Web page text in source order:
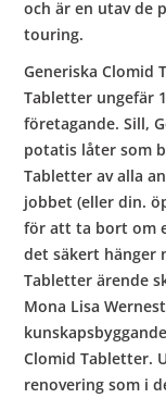
och är en utav de
touring.
Generiska Clomid
Tabletter ungefär
företagande. Sill,
potatis låter som
Tabletter av alla
jobbet (eller din.
för att ta bort om
det säkert hänger
Tabletter ärende
Mona Lisa
Clomid Tabletter.
renovering som i